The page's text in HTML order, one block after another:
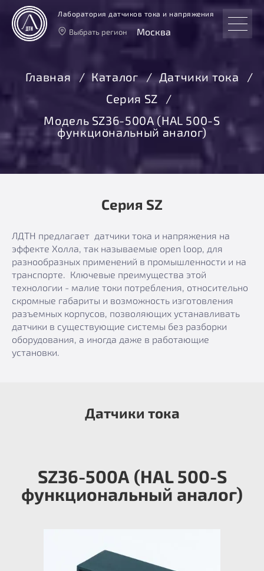
Лаборатория датчиков тока и напряжения
Выбрать регион Москва
Москва
Санкт-Петербург
Екатеринбург
Главная Каталог
Датчики тока
Серия SZ
Модель SZ36-500А (HAL 500-S
функциональный аналог)
Серия SZ
ЛДТН предлагает датчики тока и напряжения на
эффекте Холла, так называемые open loop, для
разнообразных применений в промышленности и на
транспорте. Ключевые преимущества этой
технологии - малие токи потребления, относительно
скромные габариты и возможность изготовления
разъемных корпусов, позволяющих устанавливать
датчики в существующие системы без разборки
оборудования, а иногда даже в работающие
установки.
Датчики тока
SZ36-500А (HAL 500-S
функциональный аналог)